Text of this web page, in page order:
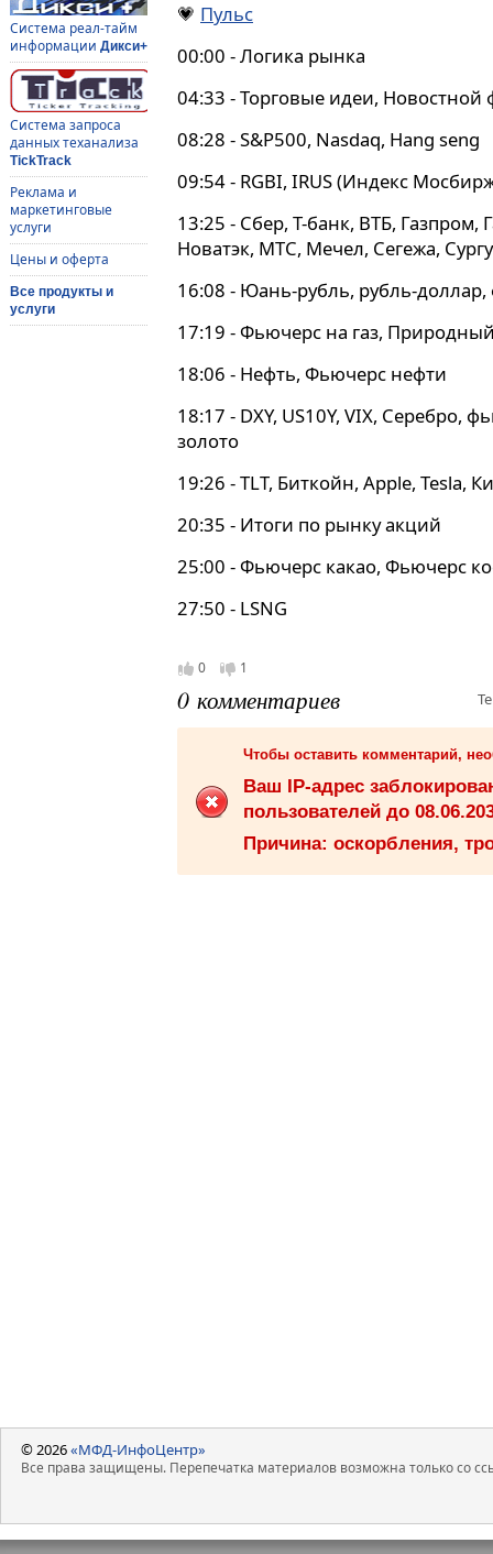
Система реал-тайм
информации Дикси+
Система запроса
данных теханализа
TickTrack
Реклама и
маркетинговые
услуги
Цены и оферта
Все продукты и
услуги
💗 Пульс
00:00 - Логика рынка
04:33 - Торговые идеи, Новостной
08:28 - S&P500, Nasdaq, Hang seng
09:54 - RGBI, IRUS (Индекс
13:25 - Сбер, Т-банк, ВТБ,
Новатэк, МТС, Мечел, Сегежа,
16:08 - Юань-рубль, рубль-
17:19 - Фьючерс на газ,
18:06 - Нефть, Фьючерс нефти
18:17 - DXY, US10Y, VIX, Серебро,
золото
19:26 - TLT, Биткойн, Apple, Tesla,
20:35 - Итоги по рынку акций
25:00 - Фьючерс какао, Фьючерс
27:50 - LSNG
0 1
0 комментариев
Чтобы оставить комментарий,
Ваш IP-адрес
пользователей до
Причина: оскорбления,
© 2026«МФД-ИнфоЦентр»
Все права защищены. Перепечатка материалов возможна только со